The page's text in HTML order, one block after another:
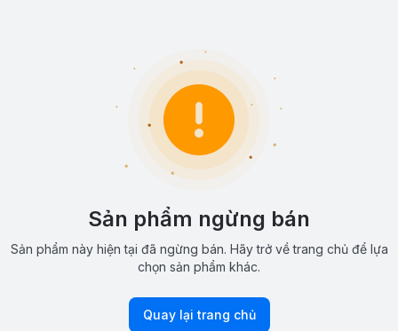
Sản phẩm ngừng bán
Sản phẩm này hiện tại đã ngừng bán. Hãy trở về trang chủ để lựa
chọn sản phẩm khác.
Quay lại trang chủ